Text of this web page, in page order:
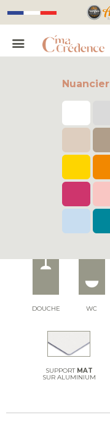
Nuancier
DOUCHE WC
SUPPORT MAT
SUR ALUMINIUM